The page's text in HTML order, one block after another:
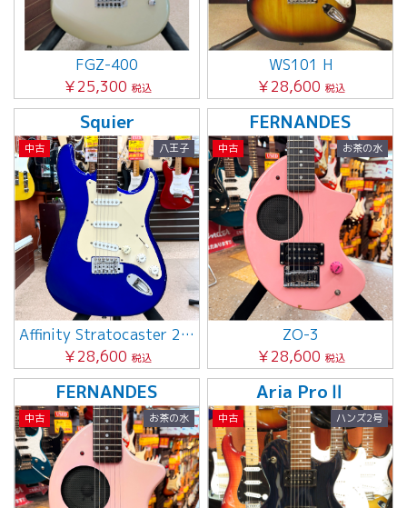
FGZ-400
￥25,300 税込
WS101 H
￥28,600 税込
Squier
中古 八王子
Affinity Stratocaster 2009年製
￥28,600 税込
FERNANDES
中古 お茶の水
ZO-3
￥28,600 税込
FERNANDES
中古 お茶の水
Aria ProⅡ
中古 ハンズ2号